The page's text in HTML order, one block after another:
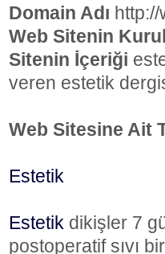
Domain Adı
Web Sitenin
Sitenin İçeriği
veren estetik
Web Sitesine Ait
Estetik
Estetik dikişler 7
postoperatif sıvı